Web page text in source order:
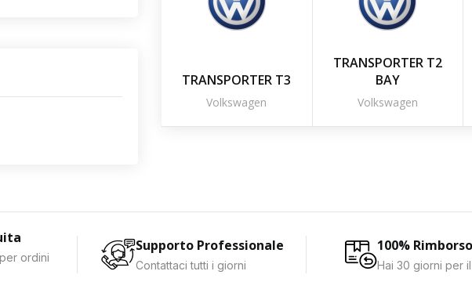
TRANSPORTER T3
Volkswagen
TRANSPORTER T2
BAY
Volkswagen
ordini
Supporto Professionale
Contattaci tutti i giorni
100% Rimborso
Hai 30 giorni per